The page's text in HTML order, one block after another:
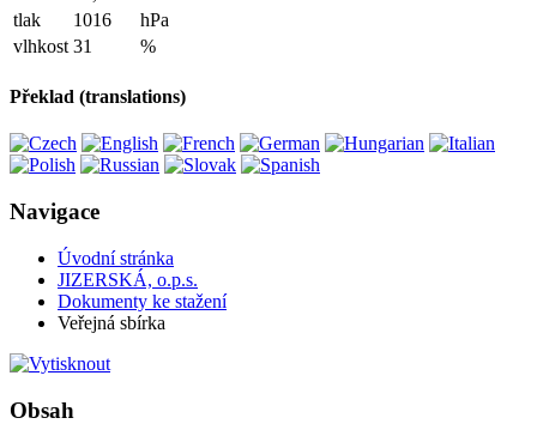
tlak
1016
hPa
vlhkost 31 %
Překlad (translations)
Navigace
Úvodní stránka
JIZERSKÁ, o.p.s.
Dokumenty ke stažení
Veřejná sbírka
Obsah